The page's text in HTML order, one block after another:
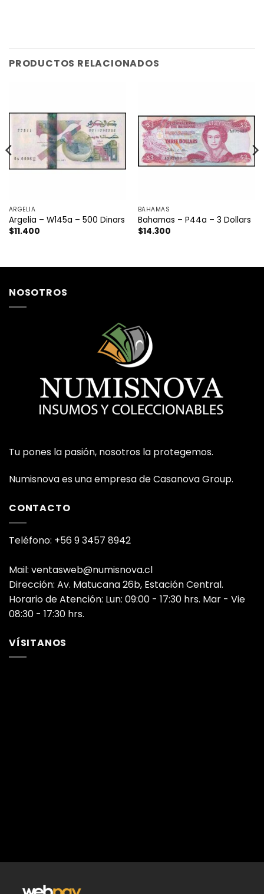
PRODUCTOS RELACIONADOS
ARGELIA
Argelia – W145a – 500 Dinars
$11.400
BAHAMAS
Bahamas – P44a – 3 Dollars
$14.300
NOSOTROS
Tu pones la pasión, nosotros la protegemos.
Numisnova es una empresa de Casanova Group.
CONTACTO
Teléfono: +56 9 3457 8942
Mail: ventasweb@numisnova.cl
Dirección: Av. Matucana 26b, Estación Central.
Horario de Atención: Lun: 09:00 - 17:30 hrs. Mar - Vie
08:30 - 17:30 hrs.
VÍSITANOS